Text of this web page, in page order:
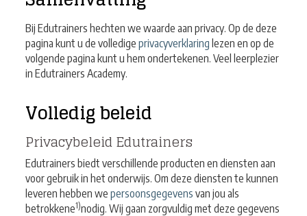
Bij Edutrainers hechten we waarde aan privacy. Op de deze
pagina kunt u de volledige privacyverklaring lezen en op de
volgende pagina kunt u hem ondertekenen. Veel leerplezier
in Edutrainers Academy.
Volledig beleid
Privacybeleid Edutrainers
Edutrainers biedt verschillende producten en diensten aan
voor gebruik in het onderwijs. Om deze diensten te kunnen
leveren hebben we persoonsgegevens van jou als
betrokkene1)nodig. Wij gaan zorgvuldig met deze gegevens